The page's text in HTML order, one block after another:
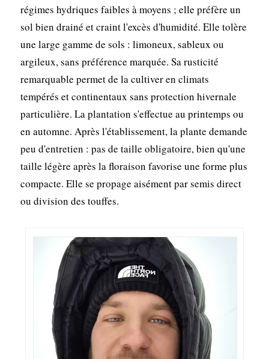
régimes hydriques faibles à moyens ; elle préfère un
sol bien drainé et craint l'excès d'humidité. Elle tolère
une large gamme de sols : limoneux, sableux ou
argileux, sans préférence marquée. Sa rusticité
remarquable permet de la cultiver en climats
tempérés et continentaux sans protection hivernale
particulière. La plantation s'effectue au printemps ou
en automne. Après l'établissement, la plante demande
peu d'entretien : pas de taille obligatoire, bien qu'une
taille légère après la floraison favorise une forme plus
compacte. Elle se propage aisément par semis direct
ou division des touffes.